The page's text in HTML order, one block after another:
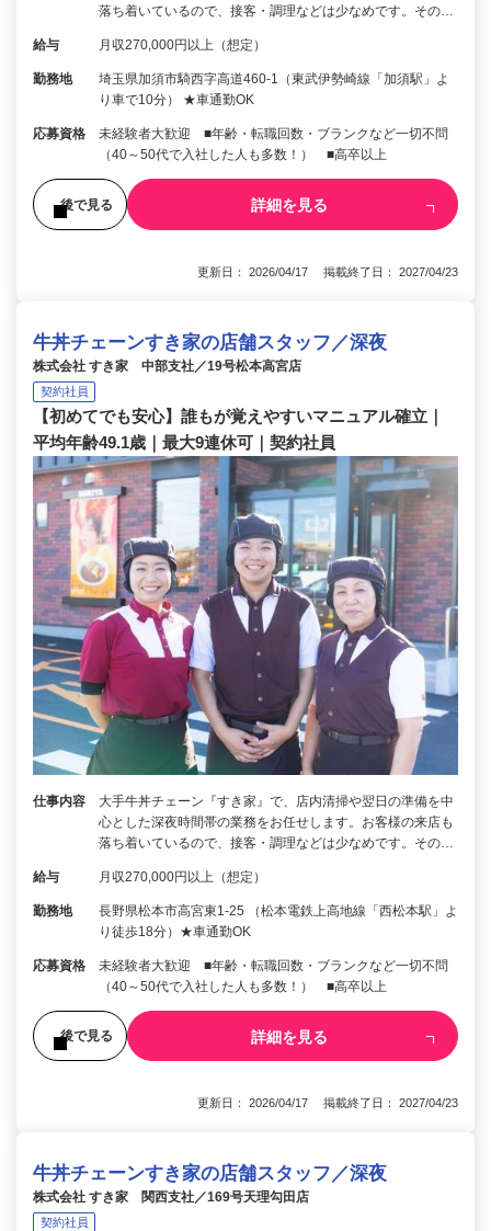
落ち着いているので、接客・調理などは少なめです。その…
給与 月収270,000円以上（想定）
勤務地
埼玉県加須市騎西字高道460-1（東武伊勢崎線「加須駅」よ
り車で10分） ★車通勤OK
応募資格
未経験者大歓迎 ■年齢・転職回数・ブランクなど一切不問
（40～50代で入社した人も多数！） ■高卒以上
後で見る 詳細を見る
更新日： 2026/04/17 掲載終了日： 2027/04/23
牛丼チェーンすき家の店舗スタッフ／深夜
株式会社 すき家 中部支社／19号松本高宮店
契約社員
【初めてでも安心】誰もが覚えやすいマニュアル確立｜
平均年齢49.1歳｜最大9連休可｜契約社員
仕事内容
大手牛丼チェーン『すき家』で、店内清掃や翌日の準備を中
心とした深夜時間帯の業務をお任せします。お客様の来店も
落ち着いているので、接客・調理などは少なめです。その…
給与 月収270,000円以上（想定）
勤務地
長野県松本市高宮東1-25 （松本電鉄上高地線「西松本駅」よ
り徒歩18分）★車通勤OK
応募資格
未経験者大歓迎 ■年齢・転職回数・ブランクなど一切不問
（40～50代で入社した人も多数！） ■高卒以上
後で見る 詳細を見る
更新日： 2026/04/17 掲載終了日： 2027/04/23
牛丼チェーンすき家の店舗スタッフ／深夜
株式会社 すき家 関西支社／169号天理勾田店
契約社員